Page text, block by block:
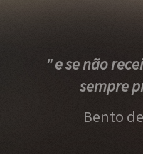
" e se não
sempre
Bento